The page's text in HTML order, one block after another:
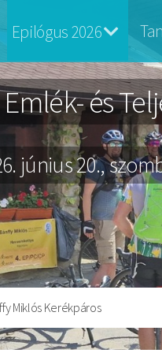
Epilógus 2026
és
június 20.,
Miklós Kerékpáros